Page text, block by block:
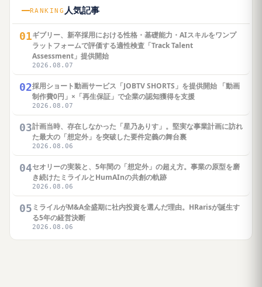
RANKING 人気記事
01ギブリー、新卒採用における性格・基礎能力・AIスキルをワンプ
ラットフォームで評価する適性検査「Track Talent
Assessment」提供開始
2026.08.07
02採用ショート動画サービス「JOBTV SHORTS」を提供開始 「動画
制作費0円」×「再生保証」で企業の認知獲得を支援
2026.08.07
03計画当時、存在しなかった「星乃ありす」。堅実な事業計画に訪れ
た最大の「想定外」を突破した要件定義の舞台裏
2026.08.06
04セオリーの実装と、5年間の「想定外」の超え方。事業の原型を磨
き続けたミライルとHumAInの共創の軌跡
2026.08.06
05 ミライルがM&A全盛期に社内投資を選んだ理由。HRarisが誕生す
る5年の経営決断
2026.08.06